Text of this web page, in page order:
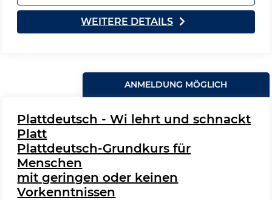
WEITERE DETAILS
ANMELDUNG MÖGLICH
Plattdeutsch - Wi lehrt und schnackt
Platt
Plattdeutsch-Grundkurs für
Menschen
mit geringen oder keinen
Vorkenntnissen